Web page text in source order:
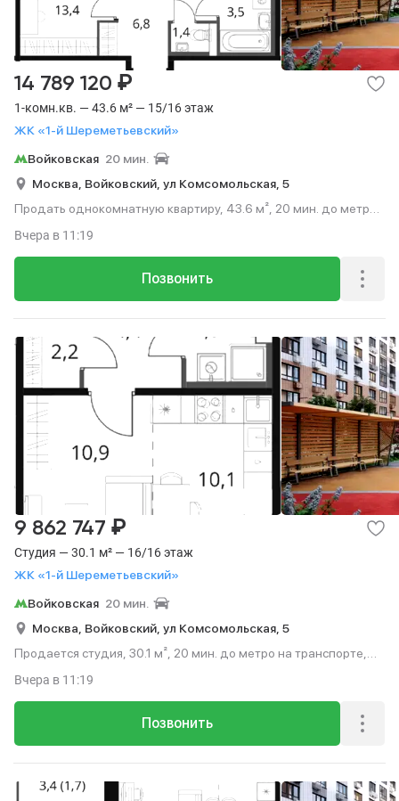
1-комн.кв. — 43.6 м² — 15/16 этаж
ЖК «1-й Шереметьевский»
14 789 120 ₽
Войковская 20 мин.
Москва, Войковский, ул Комсомольская, 5
Продать однокомнатную квартиру, 43.6 м², 20 мин. до метро
Позвонить
Вчера в 11:19
Студия — 30.1 м² — 16/16 этаж
ЖК «1-й Шереметьевский»
9 862 747 ₽
Войковская 20 мин.
Москва, Войковский, ул Комсомольская, 5
Продается студия, 30.1 м², 20 мин. до метро на транспорте,
Позвонить
Вчера в 11:19